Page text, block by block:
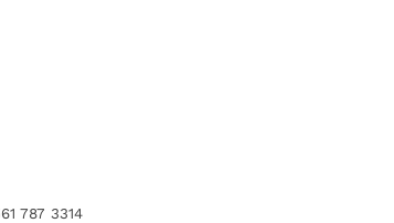
787 3314